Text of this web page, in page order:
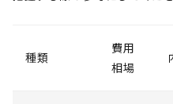
種類
費用
相場